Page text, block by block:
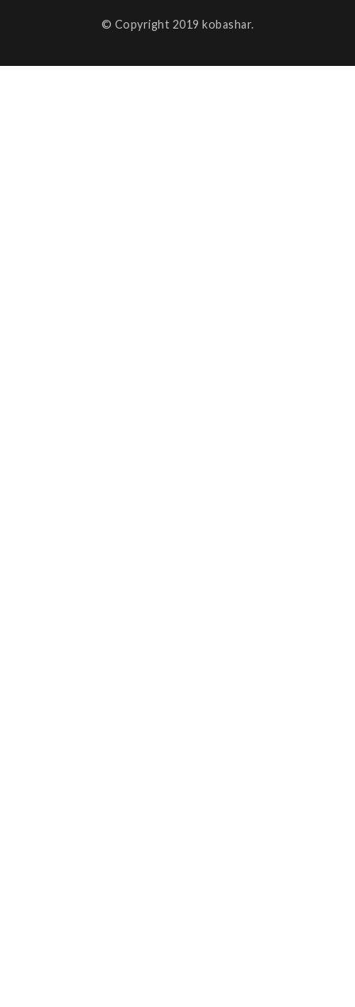
© Copyright 2019 kobashar.